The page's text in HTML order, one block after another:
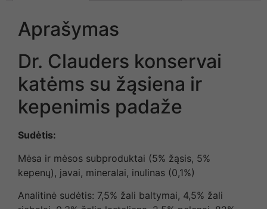
Aprašymas
Dr. Clauders konservai
katėms su žąsiena ir
kepenimis padaže
Sudėtis:
Mėsa ir mėsos subproduktai (5% žąsis, 5%
kepenų), javai, mineralai, inulinas (0,1%)
Analitinė sudėtis: 7,5% žali baltymai, 4,5% žali